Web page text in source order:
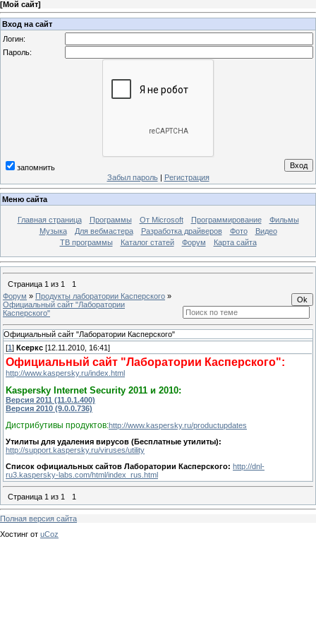
[Мой сайт]
Вход на сайт
Логин:
Пароль:
запомнить
Забыл пароль| Регистрация
Меню сайта
Главная страница Программы От Microsoft Программирование
Фильмы
Музыка
Для вебмастера Разработка драйверов Фото
Видео
ТВ программы
Каталог статей Форум Карта сайта
Страница 1 из 1
1
Форум » Продукты лаборатории Касперского »
Официальный сайт "Лаборатории
Касперского"
Официальный сайт "Лаборатории Касперского"
[1 ] Ксеркс [12.11.2010, 16:41]
Официальный сайт "Лаборатории Касперского":
http://www.kaspersky.ru/index.html
Kaspersky Internet Security 2011 и 2010:
Версия 2011 (11.0.1.400)
Версия 2010 (9.0.0.736)
Дистрибутивы продуктов:http://www.kaspersky.ru/productupdates
Утилиты для удаления вирусов (Бесплатные утилиты):
http://support.kaspersky.ru/viruses/utility
Список официальных сайтов Лаборатории Касперского: http://dnl-
ru3.kaspersky-labs.com/html/index_rus.html
Страница 1 из 1 1
Полная версия сайта
Хостинг от uCoz